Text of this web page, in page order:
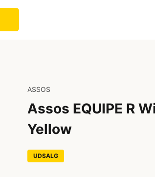
ASSOS
Assos EQUIPE R
Yellow
UDSALG